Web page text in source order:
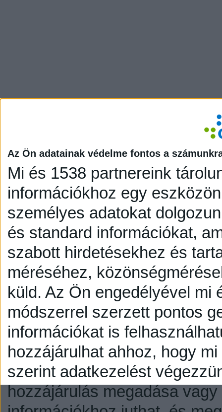
Az Ön adatainak védelme fontos a
Mi és 1538 partnereink
információkhoz egy
személyes adatokat
és standard információkat,
szabott hirdetésekhez és
méréséhez,
küld. Az Ön engedélyével mi
módszerrel szerzett pontos
információkat is
hozzájárulhat ahhoz, hogy
szerint adatkezelést
hozzájárulás megadása